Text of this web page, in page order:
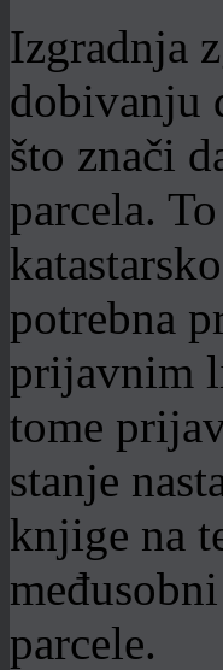
Izgradnja
dobivanju
što znači
parcela.
potrebna
prijavnim
tome
stanje
knjige na
parcele.